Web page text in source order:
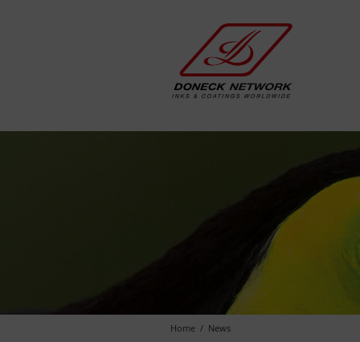
Home News